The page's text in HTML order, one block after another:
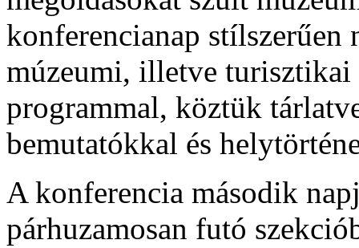
konferencianap
múzeumi, illetve
programmal, köztük
bemutatókkal és
A konferencia második
párhuzamosan futó